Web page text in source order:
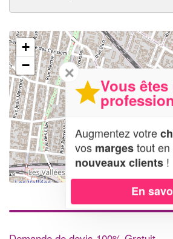
+
−
Leaflet| Map data ©
✕
Vous êtes
Augmentez votre
vos margestout
nouveaux clients !
En